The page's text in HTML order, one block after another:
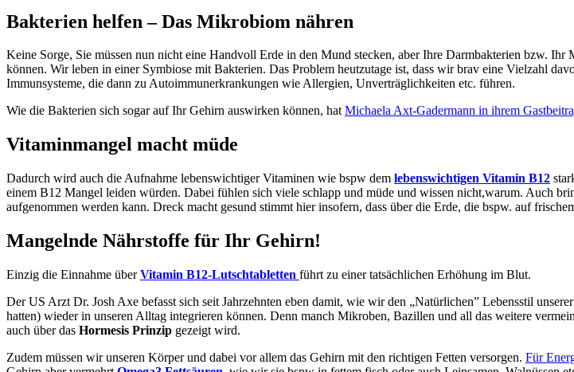
Bakterien helfen – Das Mikrobiom nähren
Keine Sorge, Sie müssen nun nicht eine Handvoll Erde in den Mund stecken, aber Ihre Darmbakterien bzw.
können. Wir leben in einer Symbiose mit Bakterien. Das Problem heutzutage ist, dass wir brav eine Vielzahl
Immunsysteme, die dann zu Autoimmunerkrankungen wie Allergien, Unverträglichkeiten etc. führen.
Wie die Bakterien sich sogar auf Ihr Gehirn auswirken können, hatMichaela Axt-Gadermann in ihrem
Vitaminmangel macht müde
Dadurch wird auch die Aufnahme lebenswichtiger Vitaminen wie bspw dem lebenswichtigen Vitamin B12
einem B12 Mangel leiden würden. Dabei fühlen sich viele schlapp und müde und wissen nicht,warum. Auch
aufgenommen werden kann. Dreck macht gesund stimmt hier insofern, dass über die Erde, die bspw. auf
Mangelnde Nährstoffe für Ihr Gehirn!
Einzig die Einnahme überVitamin B12-Lutschtabletten führt zu einer tatsächlichen Erhöhung im Blut.
Der US Arzt Dr. Josh Axe befasst sich seit Jahrzehnten eben damit, wie wir den „Natürlichen” Lebensstil
hatten) wieder in unseren Alltag integrieren können. Denn manch Mikroben, Bazillen und all das weitere
auch über das Hormesis Prinzip gezeigt wird.
Zudem müssen wir unseren Körper und dabei vor allem das Gehirn mit den richtigen Fetten versorgen. Für